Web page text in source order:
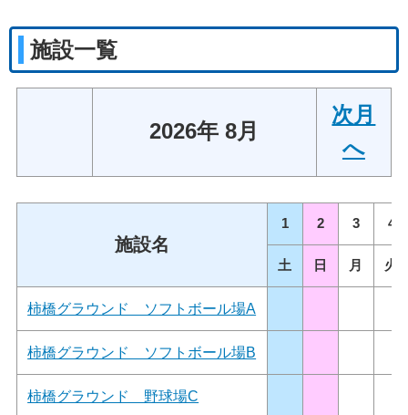
施設一覧
2026年 8月
次月
へ
施設名
1 2 3 4
土 日 月 火
柿橋グラウンド ソフトボール場A
柿橋グラウンド ソフトボール場B
柿橋グラウンド 野球場C